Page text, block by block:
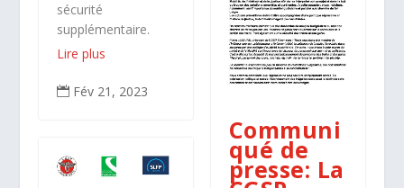
sécurité
supplémentaire.
Lire plus
 Fév 21, 2023
Communi
qué de
presse: La